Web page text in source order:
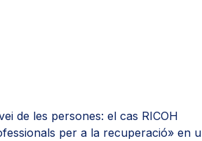
de les persones: el cas RICOH
per a la recuperació» en